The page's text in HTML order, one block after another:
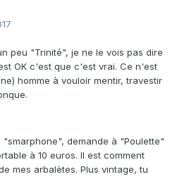
peu "Trinité", je ne le vois pas dire
OK c'est que c'est vrai. Ce n'est
homme à vouloir mentir, travestir
demande à "Poulette"
à 10 euros. Il est comment
de mes arbalètes. Plus vintage, tu